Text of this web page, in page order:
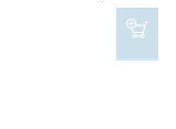
do